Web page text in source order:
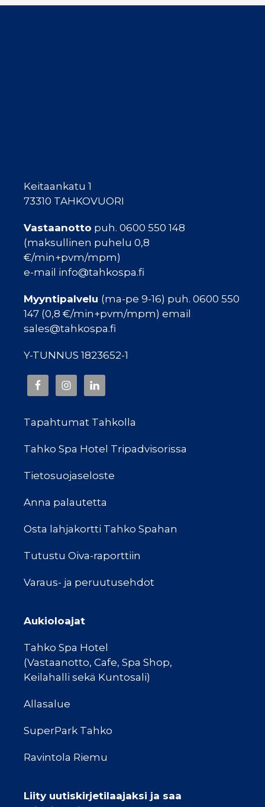
Keitaankatu 1
73310 TAHKOVUORI
Vastaanotto puh. 0600 550 148
(maksullinen puhelu 0,8
€/min+pvm/mpm)
e-mail info@tahkospa.fi
Myyntipalvelu (ma-pe 9-16) puh. 0600 550
147 (0,8 €/min+pvm/mpm) email
sales@tahkospa.fi
Y-TUNNUS 1823652-1
Tapahtumat Tahkolla
Tahko Spa Hotel Tripadvisorissa
Tietosuojaseloste
Anna palautetta
Osta lahjakortti Tahko Spahan
Tutustu Oiva-raporttiin
Varaus- ja peruutusehdot
Aukioloajat
Tahko Spa Hotel
(Vastaanotto, Cafe, Spa Shop,
Keilahalli sekä Kuntosali)
Allasalue
SuperPark Tahko
Ravintola Riemu
Liity uutiskirjetilaajaksi ja saa